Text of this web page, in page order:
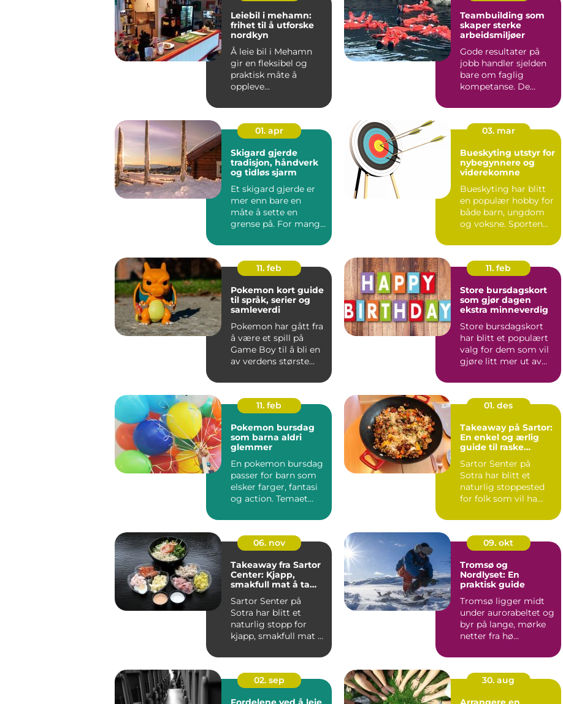
Leiebil i mehamn:
frihet til å utforske
nordkyn
Å leie bil i Mehamn
gir en fleksibel og
praktisk måte å
oppleve
Mange som kommer
Teambuilding som
skaper sterke
arbeidsmiljøer
Gode resultater på
jobb handler sjelden
bare om faglig
kompetanse. De
kommun...
01. apr
Skigard gjerde
tradisjon, håndverk
og tidløs sjarm
Et skigard gjerde er
mer enn bare en
måte å sette en
grense på. For mange
vare p...
03. mar
Bueskyting utstyr for
nybegynnere og
viderekomne
Bueskyting har blitt
en populær hobby for
både barn, ungdom
og voksne. Sporten
11. feb
Pokemon kort guide
til språk, serier og
samleverdi
Pokemon har gått fra
å være et spill på
Game Boy til å bli en
av verdens største
11. feb
Store bursdagskort
som gjør dagen
ekstra minneverdig
Store bursdagskort
har blitt et populært
valg for dem som vil
gjøre litt mer ut av
11. feb
Pokemon bursdag
som barna aldri
glemmer
En pokemon bursdag
passer for barn som
elsker farger, fantasi
og action. Temaet
01. des
Takeaway på Sartor:
En enkel og ærlig
guide til raske
Sartor Senter på
Sotra har blitt et
naturlig stoppested
for folk som vil ha
06. nov
Takeaway fra Sartor
Center: Kjapp,
smakfull mat å ta
Sartor Senter på
Sotra har blitt et
naturlig stopp for
kjapp, smakfull mat å
09. okt
Tromsø og
Nordlyset: En
praktisk guide
Tromsø ligger midt
under aurorabeltet og
byr på lange, mørke
netter fra hø...
02. sep
30. aug